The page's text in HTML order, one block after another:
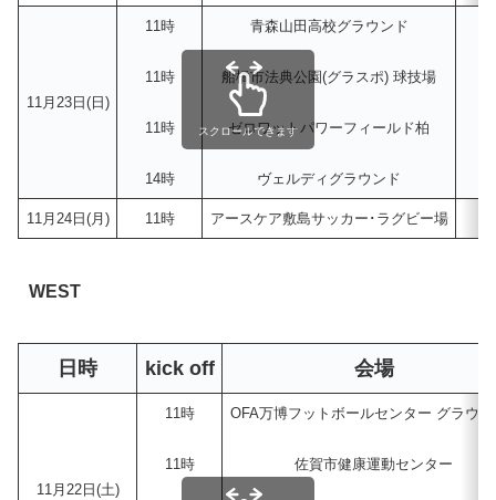
11月23日(日)
11時
11時
11時
14時
青森山田高校グラウンド
船橋市法典公園(グラスポ) 球技場
ゼロワットパワーフィールド柏
ヴェルディグラウンド
11月24日(月) 11時 アースケア敷島サッカー･ラグビー場
スクロールできます
WEST
日時 kick off 会場
11月22日(土)
11時
11時
OFA万博フットボールセンター グラウ
佐賀市健康運動センター